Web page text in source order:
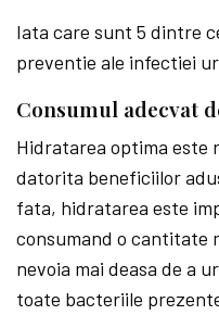
Iata care sunt 5 dintre
preventie ale infectiei
Consumul adecvat
Hidratarea optima este
datorita beneficiilor
fata, hidratarea este
consumand o cantitate
nevoia mai deasa de a
toate bacteriile